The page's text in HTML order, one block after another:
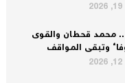
قحطان والقوى
وتبقى المواقف